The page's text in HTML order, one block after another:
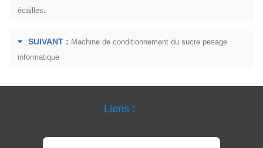
écailles.
SUIVANT : Machine de conditionnement du sucre pesage
informatique
Liens :